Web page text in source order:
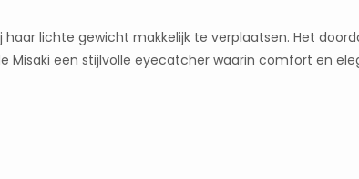
haar lichte gewicht makkelijk te verplaatsen. Het
Misaki een stijlvolle eyecatcher waarin comfort en